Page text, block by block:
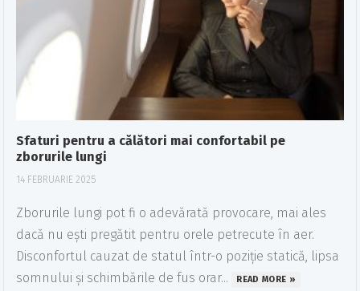
Sfaturi pentru a călători mai confortabil pe
zborurile lungi
14 FEBRUARIE 2025
Zborurile lungi pot fi o adevărată provocare, mai ales
dacă nu ești pregătit pentru orele petrecute în aer.
Disconfortul cauzat de statul într-o poziție statică, lipsa
somnului și schimbările de fus orar...
READ MORE »